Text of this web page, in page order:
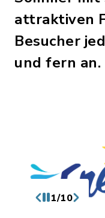
attraktiven
Besucher
und fern an.
1/10